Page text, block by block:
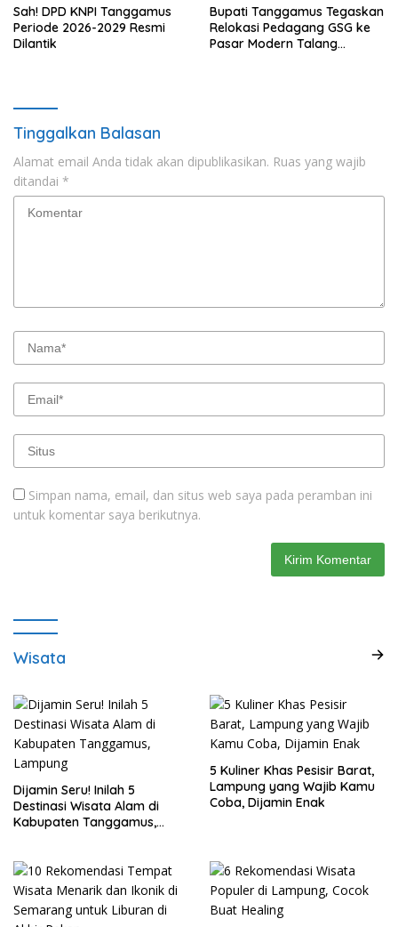
Sah! DPD KNPI Tanggamus
Periode 2026-2029 Resmi
Dilantik
Bupati Tanggamus Tegaskan
Relokasi Pedagang GSG ke
Pasar Modern Talang
Tinggalkan Balasan
Alamat email Anda tidak akan dipublikasikan. Ruas yang wajib
ditandai *
Simpan nama, email, dan situs web saya pada peramban ini
untuk komentar saya berikutnya.
Wisata
Dijamin Seru! Inilah 5
Destinasi Wisata Alam di
Kabupaten Tanggamus,
5 Kuliner Khas Pesisir Barat,
Lampung yang Wajib Kamu
Coba, Dijamin Enak